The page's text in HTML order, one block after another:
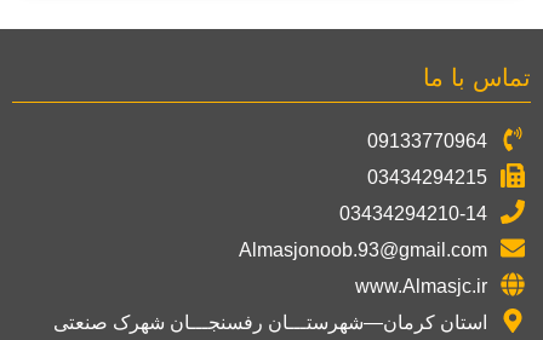
تماس با ما
09133770964
03434294215
03434294210-14
Almasjonoob.93@gmail.com
www.Almasjc.ir
استان کرمان—شهرستـــان رفسنجـــان شهرک صنعتی